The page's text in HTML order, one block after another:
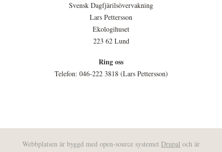
Svensk Dagfjärilsövervakning
Lars Pettersson
Ekologihuset
223 62 Lund
Ring oss
Telefon: 046-222 3818 (Lars Pettersson)
Webbplatsen är byggd med open-source systemet Drupal och är